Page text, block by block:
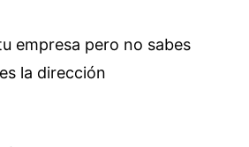
empresa pero no sabes
la dirección